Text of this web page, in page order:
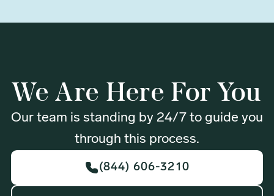
que debemos respetar. Dicho esto,
realizar la recogida tan pronto como
estés listo, y te mantendremos
informado en todo momento.
We Are Here For You
Our team is standing by 24/7 to guide you
through this process.
(844) 606-3210